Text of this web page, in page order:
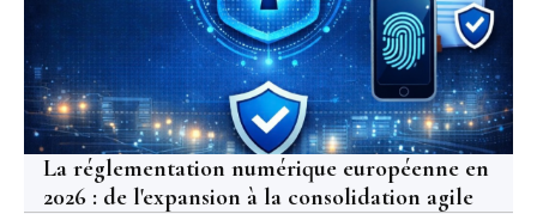
La réglementation numérique européenne en
2026 : de l'expansion à la consolidation agile